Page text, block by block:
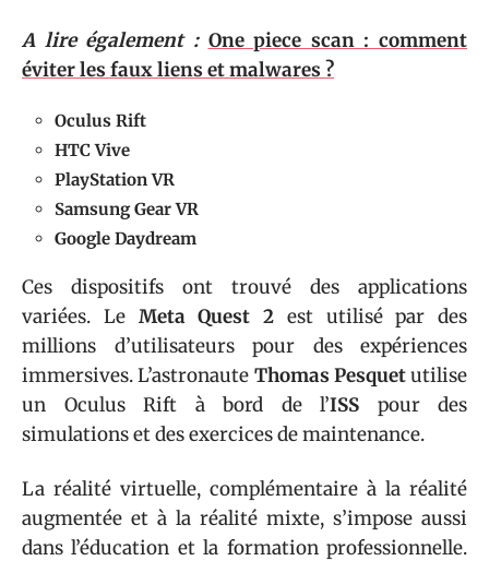
A lire également : One piece scan : comment
éviter les faux liens et malwares ?
Oculus Rift
HTC Vive
PlayStation VR
Samsung Gear VR
Google Daydream
Ces dispositifs ont trouvé des applications
variées. Le Meta Quest 2 est utilisé par des
millions d’utilisateurs pour des expériences
immersives. L’astronaute Thomas Pesquetutilise
un Oculus Rift à bord de l’ISS pour des
simulations et des exercices de maintenance.
La réalité virtuelle, complémentaire à la réalité
augmentée et à la réalité mixte, s’impose aussi
dans l’éducation et la formation professionnelle.